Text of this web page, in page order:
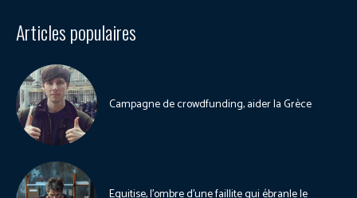
Articles populaires
Campagne de crowdfunding, aider la Grèce
Equitise, l’ombre d’une faillite qui ébranle le